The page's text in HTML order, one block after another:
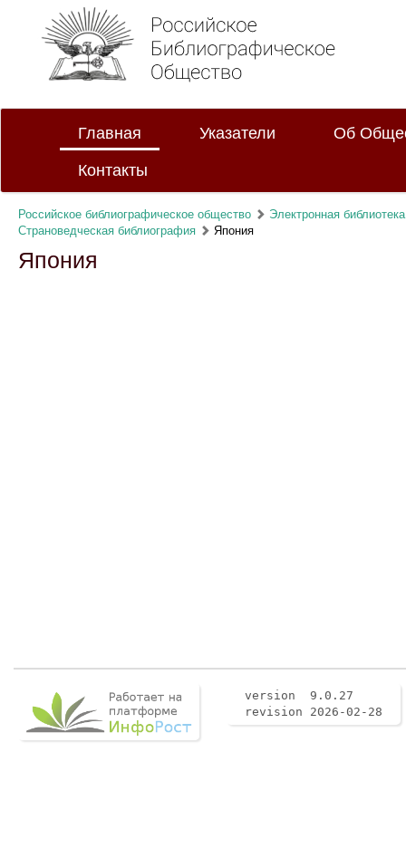
Главная Указатели
Об
Контакты
Российское библиографическое общество
Электронная
Страноведческая библиография
Япония
Япония
version 9.0.27
revision 2026-02-28